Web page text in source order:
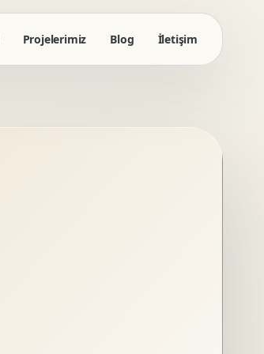
Projelerimiz Blog İletişim